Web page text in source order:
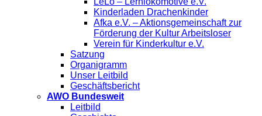
Kinderladen Drachenkinder
Afka e.V. – Aktionsgemeinschaft zur
Förderung der Kultur Arbeitsloser
Verein für Kinderkultur e.V.
Satzung
Organigramm
Unser Leitbild
Geschäftsbericht
AWO Bundesweit
Leitbild